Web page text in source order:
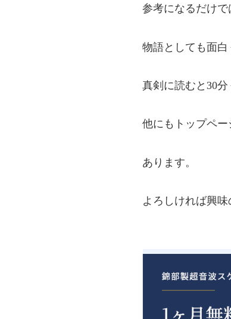
参考になるだけで
物語としても面白
真剣に読むと30分
他にもトップペ
あります。
よろしければ興味